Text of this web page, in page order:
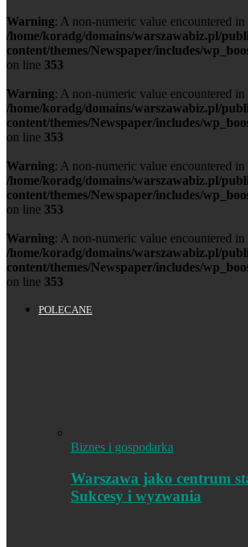
Warning: A non-numeric value encountered in
/home/koradg/domains/warszawabiz.pl/
content/themes/Newspaper/includes/
on line 353
Warning: A non-numeric value encountered in
/home/koradg/domains/warszawabiz.pl/
content/themes/Newspaper/includes/
on line 353
Warning: A non-numeric value encountered in
/home/koradg/domains/warszawabiz.pl/
content/themes/Newspaper/includes/
on line 353
Warning: A non-numeric value encountered in
/home/koradg/domains/warszawabiz.pl/
content/themes/Newspaper/includes/
on line 353
POLECANE
Biznes i gospodarka
Warszawa jako centrum
Sukcesy i wyzwania